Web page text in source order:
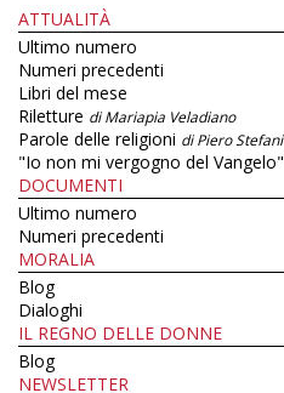
ATTUALITÀ
Ultimo numero
Numeri precedenti
Libri del mese
Riletture di Mariapia Veladiano
Parole delle religioni di Piero Stefani
"Io non mi vergogno del Vangelo"
DOCUMENTI
Ultimo numero
Numeri precedenti
MORALIA
Blog
Dialoghi
IL REGNO DELLE DONNE
Blog
NEWSLETTER